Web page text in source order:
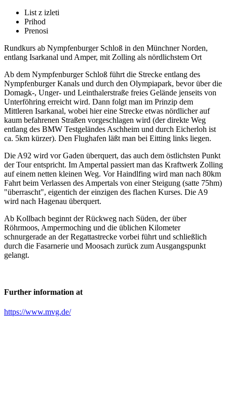
List z izleti
Prihod
Prenosi
Rundkurs ab Nympfenburger Schloß in den Münchner Norden,
entlang Isarkanal und Amper, mit Zolling als nördlichstem Ort
Ab dem Nympfenburger Schloß führt die Strecke entlang des
Nympfenburger Kanals und durch den Olympiapark, bevor über die
Domagk-, Unger- und Leinthalerstraße freies Gelände jenseits von
Unterföhring erreicht wird. Dann folgt man im Prinzip dem
Mittleren Isarkanal, wobei hier eine Strecke etwas nördlicher auf
kaum befahrenen Straßen vorgeschlagen wird (der direkte Weg
entlang des BMW Testgeländes Aschheim und durch Eicherloh ist
ca. 5km kürzer). Den Flughafen läßt man bei Eitting links liegen.
Die A92 wird vor Gaden überquert, das auch dem östlichsten Punkt
der Tour entspricht. Im Ampertal passiert man das Kraftwerk Zolling
auf einem netten kleinen Weg. Vor Haindlfing wird man nach 80km
Fahrt beim Verlassen des Ampertals von einer Steigung (satte 75hm)
"überrascht", eigentich der einzigen des flachen Kurses. Die A9
wird nach Hagenau überquert.
Ab Kollbach beginnt der Rückweg nach Süden, der über
Röhrmoos, Ampermoching und die üblichen Kilometer
schnurgerade an der Regattastrecke vorbei führt und schließlich
durch die Fasarnerie und Moosach zurück zum Ausgangspunkt
gelangt.
Further information at
https://www.mvg.de/